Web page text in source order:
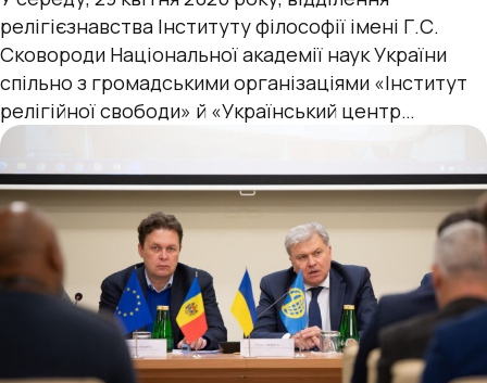
релігієзнавства Інституту філософії імені Г.С.
Сковороди Національної академії наук України
спільно з громадськими організаціями «Інститут
релігійної свободи» й «Український центр
миробудівництва» за організаційного